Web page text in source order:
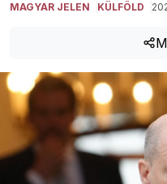
MAGYAR JELEN KÜLFÖLD